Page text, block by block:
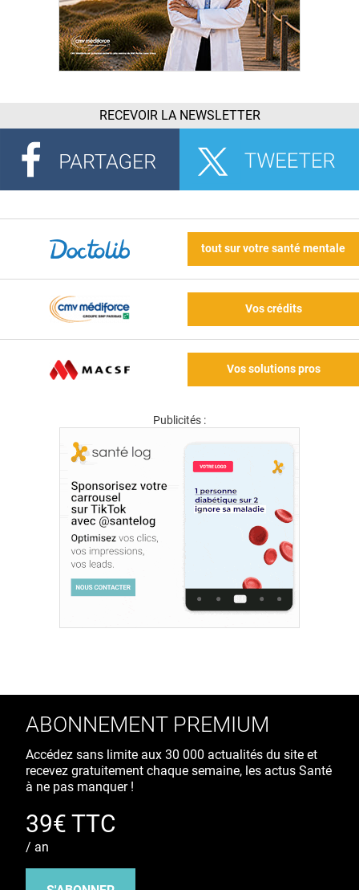
RECEVOIR LA NEWSLETTER
tout sur votre santé mentale
Vos crédits
Vos solutions pros
Publicités :
ABONNEMENT PREMIUM
Accédez sans limite aux 30 000 actualités du site et
recevez gratuitement chaque semaine, les actus Santé
à ne pas manquer !
39€ TTC
/ an